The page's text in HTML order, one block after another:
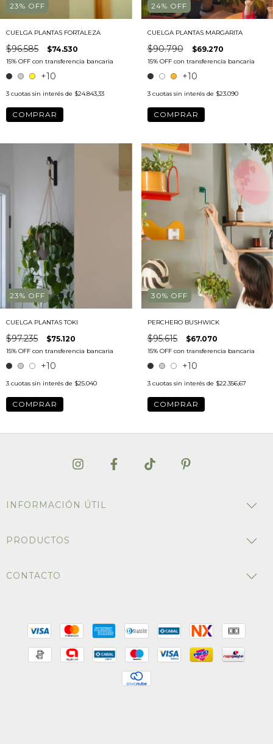
23% OFF
CUELGA PLANTAS FORTALEZA
$96.585 $74.530
+10
3 cuotas sin interés de $24.843,33
COMPRAR
24% OFF
CUELGA PLANTAS MARGARITA
$90.790 $69.270
+10
3 cuotas sin interés de $23.090
COMPRAR
23% OFF
CUELGA PLANTAS TOKI
$97.235 $75.120
+10
3 cuotas sin interés de $25.040
COMPRAR
30% OFF
PERCHERO BUSHWICK
$95.615 $67.070
+10
3 cuotas sin interés de $22.356,67
COMPRAR
INFORMACIÓN ÚTIL
PRODUCTOS
CONTACTO